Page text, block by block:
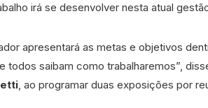
irá se desenvolver nesta atual
apresentará as metas e objetivos
todos saibam como trabalharemos”,
, ao programar duas exposições por